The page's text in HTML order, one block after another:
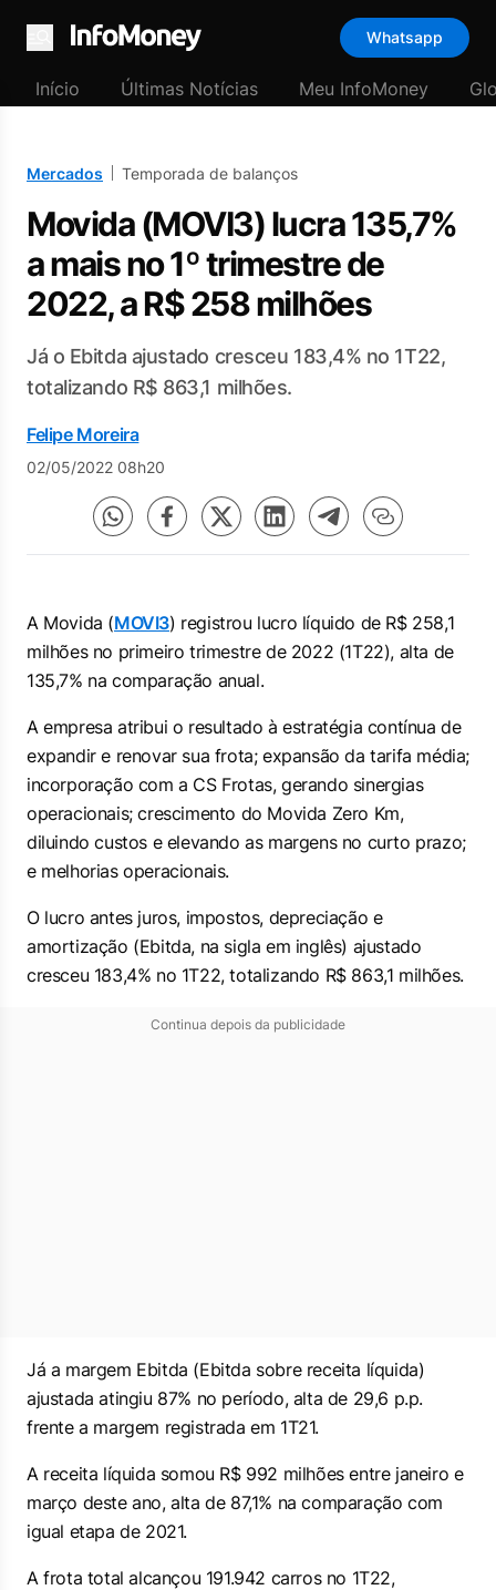
Menu
Whatsapp
Início Últimas Notícias Meu InfoMoney
Mercados Temporada de balanços
Movida (MOVI3) lucra 135,7%
a mais no 1º trimestre de
2022, a R$ 258 milhões
Já o Ebitda ajustado cresceu 183,4% no 1T22,
totalizando R$ 863,1 milhões.
Felipe Moreira
02/05/2022 08h20
A Movida (MOVI3) registrou lucro líquido de R$ 258,1
milhões no primeiro trimestre de 2022 (1T22), alta de
135,7% na comparação anual.
A empresa atribui o resultado à estratégia contínua de
expandir e renovar sua frota; expansão da tarifa média;
incorporação com a CS Frotas, gerando sinergias
operacionais; crescimento do Movida Zero Km,
diluindo custos e elevando as margens no curto prazo;
e melhorias operacionais.
O lucro antes juros, impostos, depreciação e
amortização (Ebitda, na sigla em inglês) ajustado
cresceu 183,4% no 1T22, totalizando R$ 863,1 milhões.
Continua depois da publicidade
Já a margem Ebitda (Ebitda sobre receita líquida)
ajustada atingiu 87% no período, alta de 29,6 p.p.
frente a margem registrada em 1T21.
A receita líquida somou R$ 992 milhões entre janeiro e
março deste ano, alta de 87,1% na comparação com
igual etapa de 2021.
A frota total alcançou 191.942 carros no 1T22,